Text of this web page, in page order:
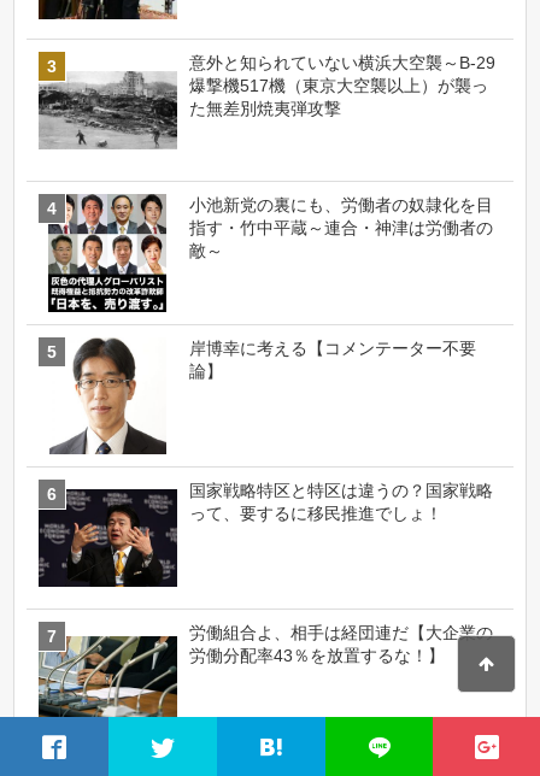
意外と知られていない横浜大空襲～B-29
爆撃機517機（東京大空襲以上）が襲っ
た無差別焼夷弾攻撃
小池新党の裏にも、労働者の奴隷化を目
指す・竹中平蔵～連合・神津は労働者の
敵～
岸博幸に考える【コメンテーター不要
論】
国家戦略特区と特区は違うの？国家戦略
って、要するに移民推進でしょ！
労働組合よ、相手は経団連だ【大企業の
労働分配率43％を放置するな！】